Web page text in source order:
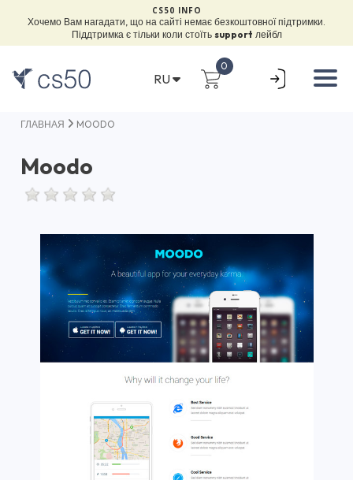
CS50 INFO
Хочемо Вам нагадати, що на сайті немає безкоштовної підтримки.
Піддтримка є тільки коли стоїть support лейбл
RU
0
ГЛАВНАЯ MOODO
Moodo